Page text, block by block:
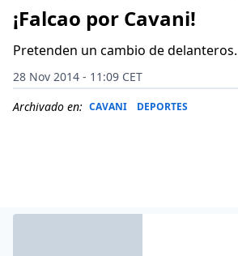
¡Falcao por Cavani!
Pretenden un cambio de delanteros.
28 Nov 2014 - 11:09 CET
Archivado en: CAVANI DEPORTES